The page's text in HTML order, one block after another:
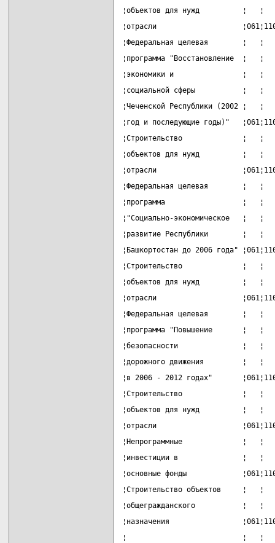
¦объектов для нужд
¦отрасли
¦Федеральная целевая
¦программа
¦экономики и                ¦
¦социальной сферы
¦Чеченской Республики
¦год и последующие годы)"
¦Строительство              ¦
¦объектов для нужд
¦отрасли
¦Федеральная целевая
¦программа                  ¦
¦"Социально-экономическое
¦развитие Республики
¦Башкортостан до 2006 года"
¦Строительство              ¦
¦объектов для нужд
¦отрасли
¦Федеральная целевая
¦программа "Повышение
¦безопасности               ¦
¦дорожного движения
¦в 2006 - 2012 годах"
¦Строительство              ¦
¦объектов для нужд
¦отрасли
¦Непрограммные              ¦
¦инвестиции в               ¦
¦основные фонды
¦Строительство объектов
¦общегражданского
¦назначения
¦                           ¦   ¦